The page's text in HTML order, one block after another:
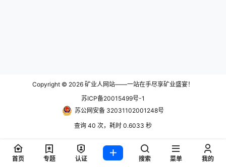
Copyright © 2026 矿业人网站——一站在手尽享矿业盛宴！
苏ICP备20015499号-1
苏公网安备 32031102001248号
查询 40 次，耗时 0.6033 秒
首页 专题 认证 搜索 菜单 我的